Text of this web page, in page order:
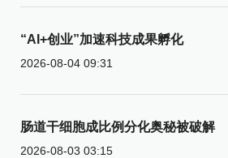
“AI+创业”加速科技成果孵化
2026-08-04 09:31
肠道干细胞成比例分化奥秘被破解
2026-08-03 03:15